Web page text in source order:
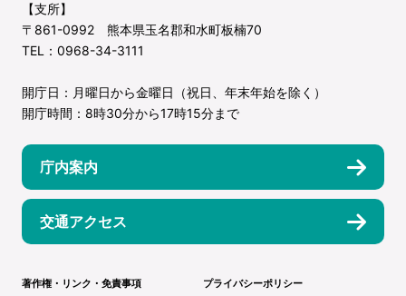
【支所】
〒861-0992 熊本県玉名郡和水町板楠70
TEL：0968-34-3111
開庁日：月曜日から金曜日（祝日、年末年始を除く）
開庁時間：8時30分から17時15分まで
庁内案内
交通アクセス
著作権・リンク・免責事項 プライバシーポリシー